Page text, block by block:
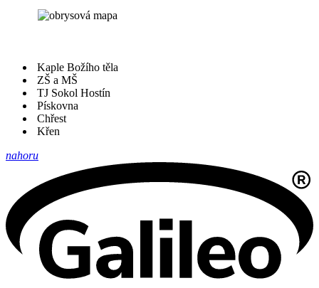
Kaple Božího těla
ZŠ a MŠ
TJ Sokol Hostín
Pískovna
Chřest
Křen
nahoru